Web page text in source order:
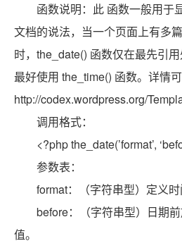
函数说明：此 函数一般用于
文档的说法，当一个页面上有多
时，the_date() 函数仅在最先引
最好使用 the_time() 函数。详情可
http://codex.wordpress.org/
调用格式：
<?php the_date(’format’,
参数表：
format：（字符串型）定义时
before：（字符串型）日期
值。